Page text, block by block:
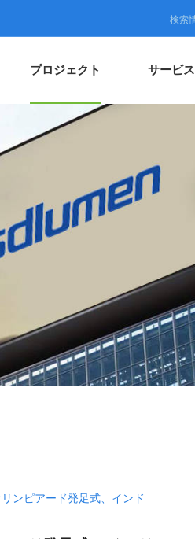
プロジェクト サービス
ンピアード発足式、インド